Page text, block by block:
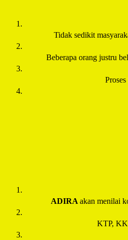
Tidak sedikit
Beberapa orang justru
ADIRA akan menilai
KTP,